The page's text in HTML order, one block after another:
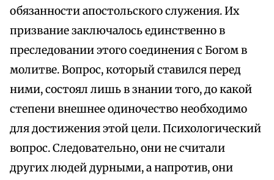
обязанности апостольского служения. Их
призвание заключалось единственно в
преследовании этого соединения с Богом в
молитве. Вопрос, который ставился перед
ними, состоял лишь в знании того, до какой
степени внешнее одиночество необходимо
для достижения этой цели. Психологический
вопрос. Следовательно, они не считали
других людей дурными, а напротив, они